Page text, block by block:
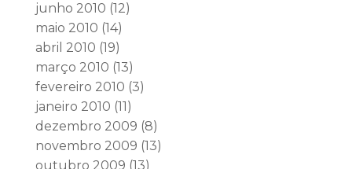
junho 2010 (12)
maio 2010 (14)
abril 2010 (19)
março 2010 (13)
fevereiro 2010 (3)
janeiro 2010 (11)
dezembro 2009 (8)
novembro 2009 (13)
outubro 2009 (13)